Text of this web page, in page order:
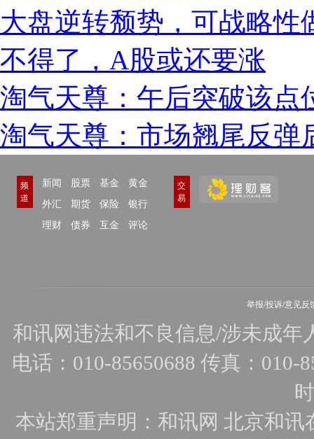
大盘逆转颓势，可战略性
不得了，A股或还要涨
淘气天尊：午后突破该点
淘气天尊：市场翘尾反弹
频
道
新闻 股票 基金
黄金
外汇
期货 保险
银行
理财
债券 互金 评论
交
易
举报/投诉/意见反
和讯网违法和不良信息/涉未成年
电话：010-85650688 传真：010-
本站郑重声明：和讯网 北京和